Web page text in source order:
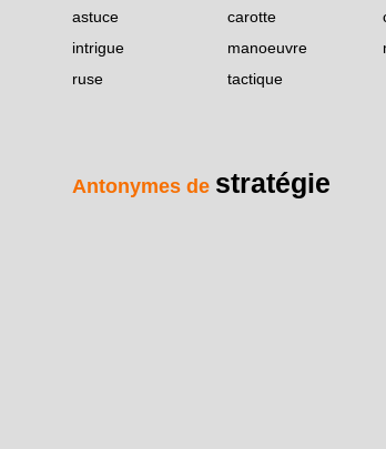
astuce carotte
intrigue
manoeuvre
ruse
tactique
Antonymes de stratégie